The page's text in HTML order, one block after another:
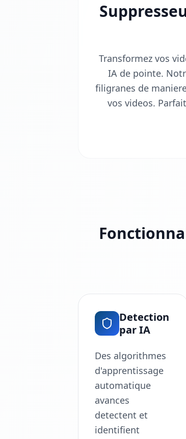
Transformez vos
IA de pointe.
filigranes de
vos videos.
Detection
par IA
Des algorithmes
d'apprentissage
automatique
avances
detectent et
identifient